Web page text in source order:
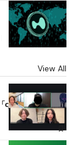
View All
cJPY」とAIの融合